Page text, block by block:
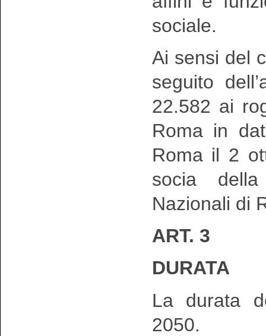
sociale.
Ai sensi del
seguito
22.582 ai
Roma in
Roma il 2
socia della
Nazionali di
ART. 3
DURATA
La durata
2050.